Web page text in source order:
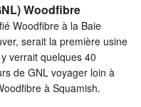
Woodfibre
Woodfibre à la Baie
serait la première usine
verrait quelques 40
de GNL voyager loin à
à Squamish.